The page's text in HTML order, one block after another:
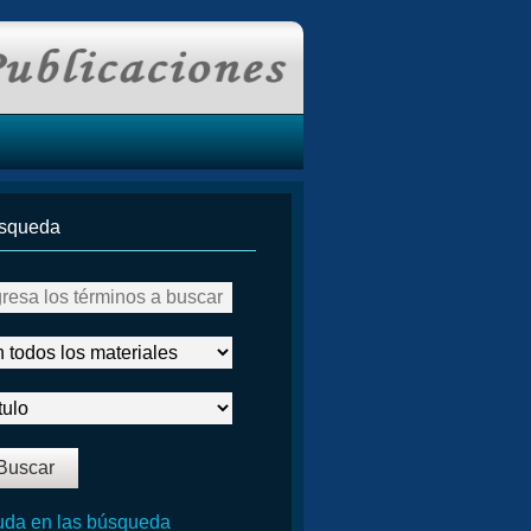
en las búsqueda